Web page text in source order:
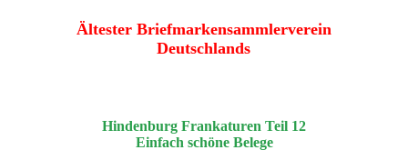
Ältester Briefmarkensammlerverein
Deutschlands
Hindenburg Frankaturen Teil 12
Einfach schöne Belege